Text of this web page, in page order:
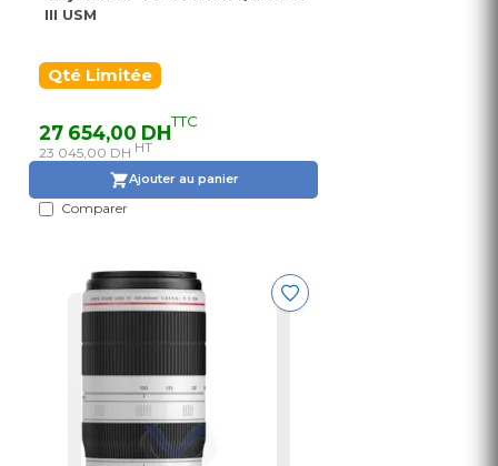
III USM
Qté Limitée
27 654,00 DHTTC
23 045,00 DH HT
Ajouter au panier
Comparer